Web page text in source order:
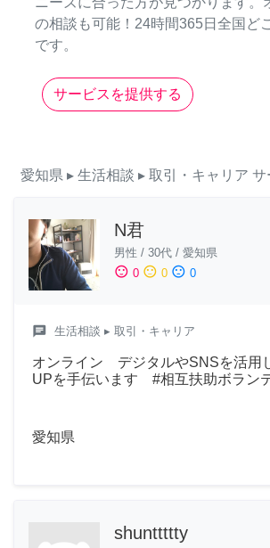
の相談も可能！24時間365日全国ど
です。
サービスを提供する
愛知県 ▸ 生活相談 ▸ 取引・キャリア サ
N君
男性 / 30代 / 愛知県
sentiment_satisfied 0 sentiment_neutral 0 sentiment_dissatisfied 0
chat 生活相談 ▸ 取引・キャリア
オンライン デジタルやSNSを活用
UPを手伝います #相互扶助ボラン
愛知県
shunttttty